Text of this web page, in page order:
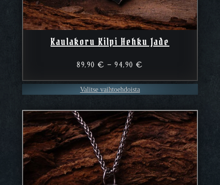
Kaulakoru Kilpi Hehku Jade
89,90€ – 94,90€
–
94,90 €
Valitse vaihtoehdoista